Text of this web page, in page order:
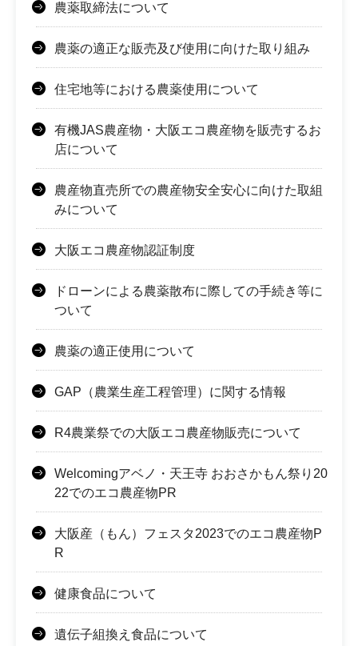
農薬取締法について
農薬の適正な販売及び使用に向けた取り組み
住宅地等における農薬使用について
有機JAS農産物・大阪エコ農産物を販売するお
店について
農産物直売所での農産物安全安心に向けた取組
みについて
大阪エコ農産物認証制度
ドローンによる農薬散布に際しての手続き等に
ついて
農薬の適正使用について
GAP（農業生産工程管理）に関する情報
R4農業祭での大阪エコ農産物販売について
Welcomingアベノ・天王寺 おおさかもん祭り20
22でのエコ農産物PR
大阪産（もん）フェスタ2023でのエコ農産物P
R
健康食品について
遺伝子組換え食品について